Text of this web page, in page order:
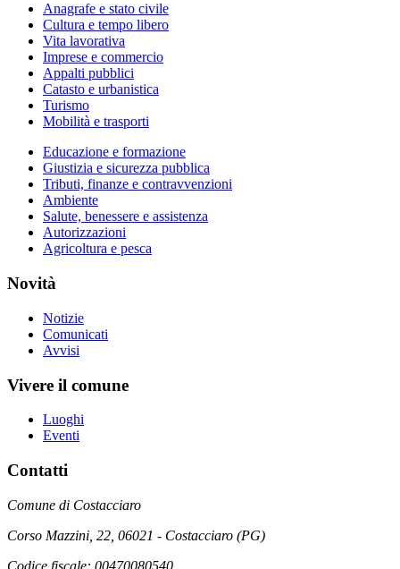
Anagrafe e stato civile
Cultura e tempo libero
Vita lavorativa
Imprese e commercio
Appalti pubblici
Catasto e urbanistica
Turismo
Mobilità e trasporti
Educazione e formazione
Giustizia e sicurezza pubblica
Tributi, finanze e contravvenzioni
Ambiente
Salute, benessere e assistenza
Autorizzazioni
Agricoltura e pesca
Novità
Notizie
Comunicati
Avvisi
Vivere il comune
Luoghi
Eventi
Contatti
Comune di Costacciaro
Corso Mazzini, 22, 06021 - Costacciaro (PG)
Codice fiscale: 00470080540